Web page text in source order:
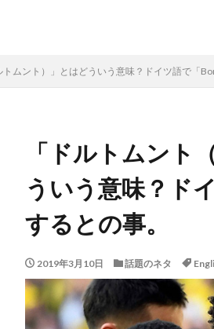
トムント）」とはどういう意味？ドイツ語で「
「ドルトムント
ういう意味？ド
するとの事。
2019年3月10日 話題のネタ